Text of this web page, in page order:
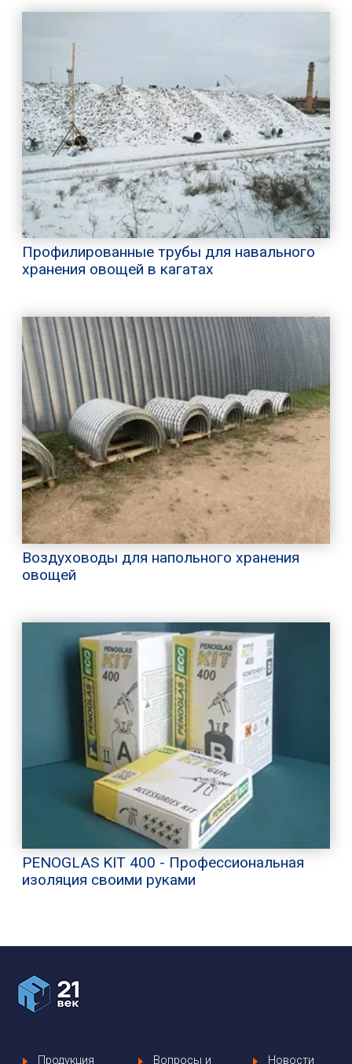
Профилированные трубы для навального
хранения овощей в кагатах
Воздуховоды для напольного хранения
овощей
PENOGLAS KIT 400 - Профессиональная
изоляция своими руками
Продукция Вопросы и Новости